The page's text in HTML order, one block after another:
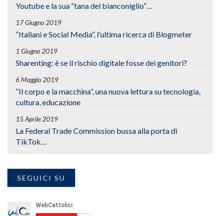
Youtube e la sua “tana del bianconiglio”…
17 Giugno 2019
“Italiani e Social Media”, l’ultima ricerca di Blogmeter
1 Giugno 2019
Sharenting: è se il rischio digitale fosse dei genitori?
6 Maggio 2019
“Il corpo e la macchina”, una nuova lettura su tecnologia,
cultura, educazione
15 Aprile 2019
La Federal Trade Commission bussa alla porta di
TikTok…
SEGUICI SU